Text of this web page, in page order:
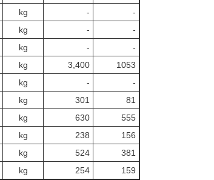
kg -
‐
kg -
‐
kg -
‐
kg 3,400
1053
kg -
‐
kg 301
81
kg 630
555
kg 238
156
kg 524
381
kg 254 159